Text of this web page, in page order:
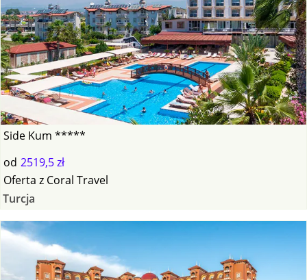
Side Kum *****
od 2519,5 zł
Oferta z Coral Travel
Turcja